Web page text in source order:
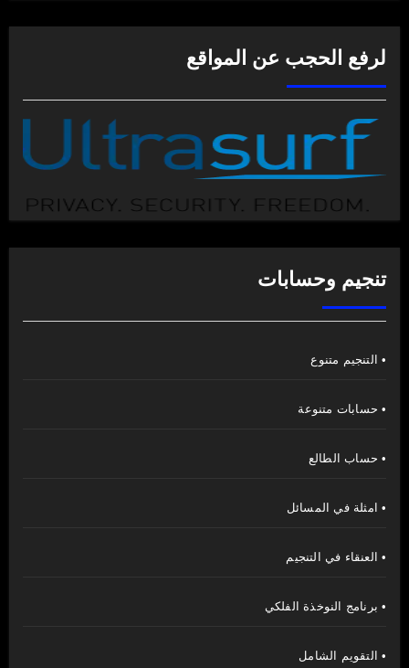
لرفع الحجب عن المواقع
تنجيم وحسابات
• التنجيم متنوع
• حسابات متنوعة
• حساب الطالع
• امثلة في المسائل
• العنقاء في التنجيم
• برنامج النوخذة الفلكي
• التقويم الشامل